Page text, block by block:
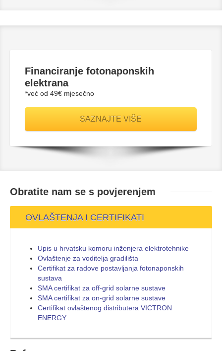
Financiranje fotonaponskih
elektrana
*već od 49€ mjesečno
SAZNAJTE VIŠE
Obratite nam se s povjerenjem
OVLAŠTENJA I CERTIFIKATI
Upis u hrvatsku komoru inženjera elektrotehnike
Ovlaštenje za voditelja gradilišta
Certifikat za radove postavljanja fotonaponskih
sustava
SMA certifikat za off-grid solarne sustave
SMA certifikat za on-grid solarne sustave
Certifikat ovlaštenog distributera VICTRON
ENERGY